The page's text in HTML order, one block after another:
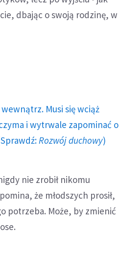
dbając o swoją rodzinę, w
Musi się wciąż
i wytrwale zapominać o
Rozwój duchowy)
nie zrobił nikomu
że młodszych prosił,
potrzeba. Może, by zmienić